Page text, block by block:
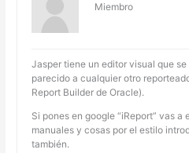
Miembro
Jasper tiene un editor visual que se
parecido a cualquier otro
Report Builder de Oracle).
Si pones en google “iReport” vas
manuales y cosas por el estilo
también.